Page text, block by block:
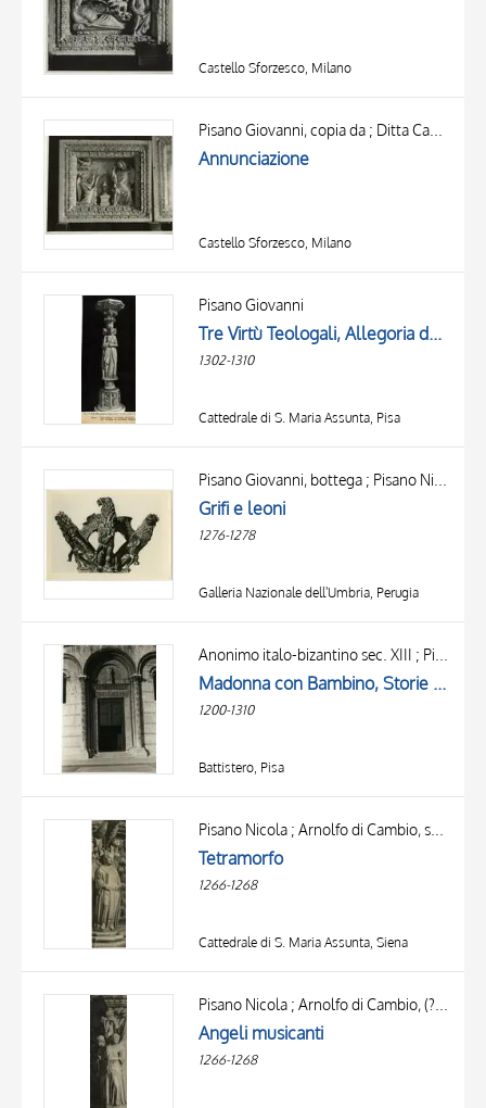
Castello Sforzesco, Milano
Annunciazione
Castello Sforzesco, Milano
Pisano Giovanni
Tre Virtù Teologali, Allegoria della Filosofia, Arti liberali
1302-1310
Cattedrale di S. Maria Assunta, Pisa
Grifi e leoni
1276-1278
Galleria Nazionale dell'Umbria, Perugia
Madonna con Bambino, Storie della vita di san Giovanni Battista, Ventiquattro Seniori dell'Apocalisse
1200-1310
Battistero, Pisa
Tetramorfo
1266-1268
Cattedrale di S. Maria Assunta, Siena
Angeli musicanti
1266-1268